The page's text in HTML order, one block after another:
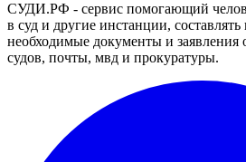
СУДИ.РФ - сервис помогающий
в суд и другие инстанции, составлять
необходимые документы и заявления
судов, почты, мвд и прокуратуры.